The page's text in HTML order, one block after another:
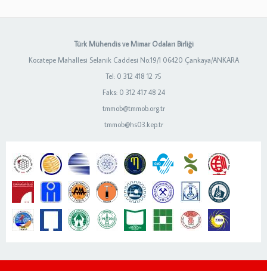
Türk Mühendis ve Mimar Odaları Birliği
Kocatepe Mahallesi Selanik Caddesi No:19/1 06420 Çankaya/ANKARA
Tel: 0 312 418 12 75
Faks: 0 312 417 48 24
tmmob@tmmob.org.tr
tmmob@hs03.kep.tr